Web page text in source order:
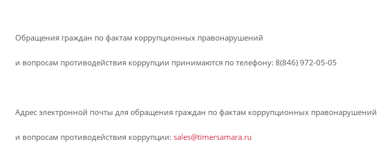
Обращения граждан по фактам коррупционных правонарушений
и вопросам противодействия коррупции принимаются по телефону: 8(846) 972-05-05
Адрес электронной почты для обращения граждан по фактам коррупционных правонарушений
и вопросам противодействия коррупции: sales@timersamara.ru